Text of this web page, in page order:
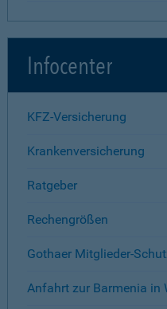
Infocenter
KFZ-Versicherung
Krankenversicherung
Ratgeber
Rechengrößen
Gothaer Mitglieder-
Anfahrt zur Barmenia in